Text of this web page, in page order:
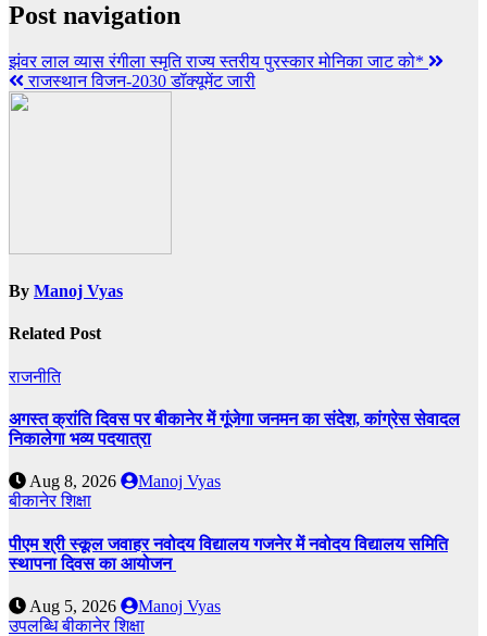
Post navigation
झंवर लाल व्यास रंगीला स्मृति राज्य स्तरीय पुरस्कार मोनिका जाट को*
राजस्थान विजन-2030 डॉक्यूमेंट जारी
By Manoj Vyas
Related Post
राजनीति
अगस्त क्रांति दिवस पर बीकानेर में गूंजेगा जनमन का संदेश, कांग्रेस सेवादल
निकालेगा भव्य पदयात्रा
Aug 8, 2026
Manoj Vyas
बीकानेरशिक्षा
पीएम श्री स्कूल जवाहर नवोदय विद्यालय गजनेर में नवोदय विद्यालय समिति
स्थापना दिवस का आयोजन
Aug 5, 2026
Manoj Vyas
उपलब्धिबीकानेरशिक्षा